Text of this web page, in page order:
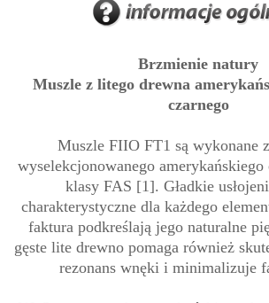
Brzmienie natury
Muszle z litego drewna
czarnego
Muszle FIIO FT1 są wykonane
wyselekcjonowanego amerykańskiego
klasy FAS [1]. Gładkie
charakterystyczne dla każdego
faktura podkreślają jego naturalne
gęste lite drewno pomaga również
rezonans wnęki i minimalizuje